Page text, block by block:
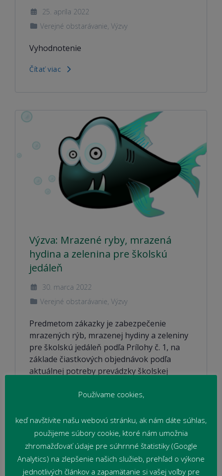
25. apríla 2022
Verejné obstarávanie, Výzvy
Vyhodnotenie
Čítať viac
Výzva: Mrazené ryby, mrazená
hydina a zelenina pre školskú
jedáleň
30. marca 2022
Verejné obstarávanie, Výzvy
Predmetom zákazky je zabezpečenie
mrazených rýb, mrazenej hydiny a zeleniny
pre školskú jedáleň podľa Prílohy č. 1, na
základe čiastkových objednávok podľa
aktuálnej potreby prevádzky školskej
Používame cookies,
keď navštívite našu webovú stránku, ak nám dáte súhlas,
použijeme súbory cookie, ktoré nám umožnia
zhromažďovať údaje pre súhrnné štatistiky (Google
Analytics) na zlepšenie našich služieb, prehľad o výkone
jednotlivých článkov a zapamätanie si vašej voľby pre